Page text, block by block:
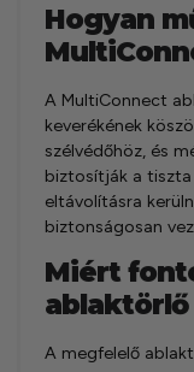
Hogyan
A MultiConnect
keverékének
szélvédőhöz, és
biztosítják a
eltávolításra
biztonságosan
Miért
ablaktörlő
A megfelelő